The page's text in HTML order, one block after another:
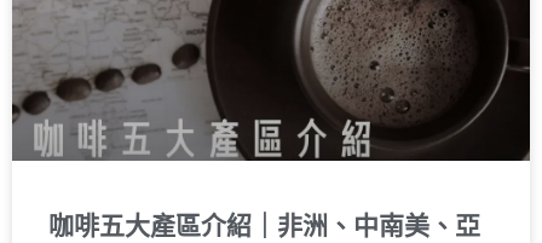
咖啡五大產區介紹｜非洲、中南美、亞